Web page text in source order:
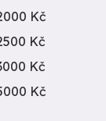
Kč
Kč
Kč
Kč